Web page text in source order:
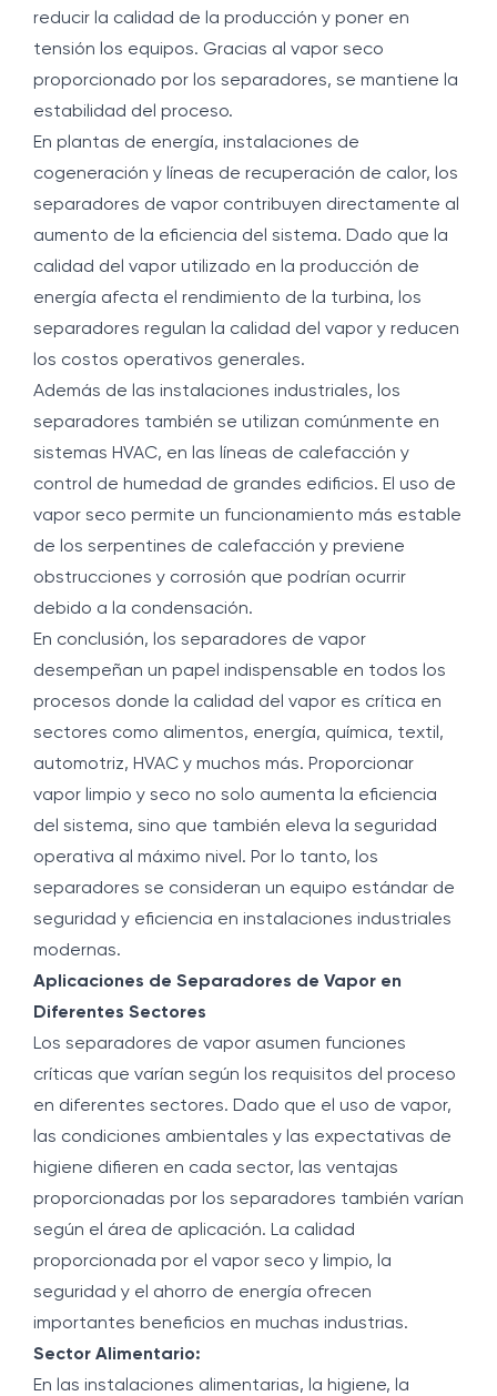
reducir la calidad de la producción y poner en
tensión los equipos. Gracias al vapor seco
proporcionado por los separadores, se mantiene la
estabilidad del proceso.
En plantas de energía, instalaciones de
cogeneración y líneas de recuperación de calor, los
separadores de vapor contribuyen directamente al
aumento de la eficiencia del sistema. Dado que la
calidad del vapor utilizado en la producción de
energía afecta el rendimiento de la turbina, los
separadores regulan la calidad del vapor y reducen
los costos operativos generales.
Además de las instalaciones industriales, los
separadores también se utilizan comúnmente en
sistemas HVAC, en las líneas de calefacción y
control de humedad de grandes edificios. El uso de
vapor seco permite un funcionamiento más estable
de los serpentines de calefacción y previene
obstrucciones y corrosión que podrían ocurrir
debido a la condensación.
En conclusión, los separadores de vapor
desempeñan un papel indispensable en todos los
procesos donde la calidad del vapor es crítica en
sectores como alimentos, energía, química, textil,
automotriz, HVAC y muchos más. Proporcionar
vapor limpio y seco no solo aumenta la eficiencia
del sistema, sino que también eleva la seguridad
operativa al máximo nivel. Por lo tanto, los
separadores se consideran un equipo estándar de
seguridad y eficiencia en instalaciones industriales
modernas.
Aplicaciones de Separadores de Vapor en
Diferentes Sectores
Los separadores de vapor asumen funciones
críticas que varían según los requisitos del proceso
en diferentes sectores. Dado que el uso de vapor,
las condiciones ambientales y las expectativas de
higiene difieren en cada sector, las ventajas
proporcionadas por los separadores también varían
según el área de aplicación. La calidad
proporcionada por el vapor seco y limpio, la
seguridad y el ahorro de energía ofrecen
importantes beneficios en muchas industrias.
Sector Alimentario:
En las instalaciones alimentarias, la higiene, la